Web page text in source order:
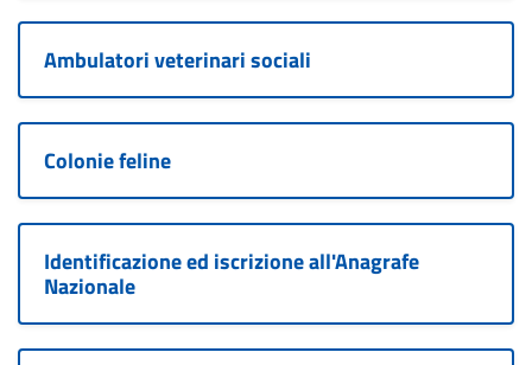
Ambulatori veterinari sociali
Colonie feline
Identificazione ed iscrizione all'Anagrafe
Nazionale